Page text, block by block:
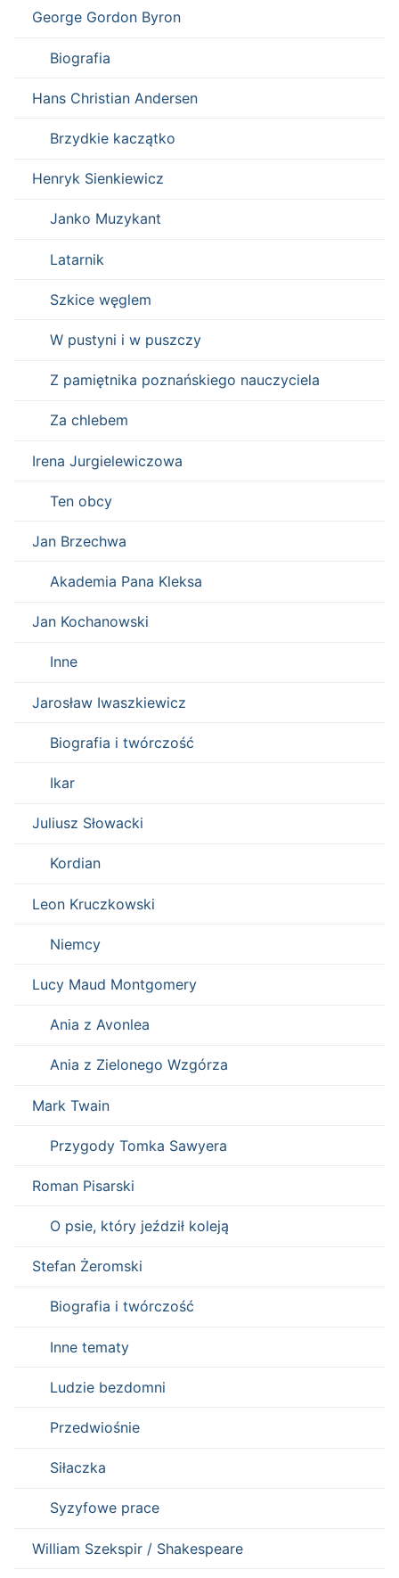
George Gordon Byron
Biografia
Hans Christian Andersen
Brzydkie kaczątko
Henryk Sienkiewicz
Janko Muzykant
Latarnik
Szkice węglem
W pustyni i w puszczy
Z pamiętnika poznańskiego nauczyciela
Za chlebem
Irena Jurgielewiczowa
Ten obcy
Jan Brzechwa
Akademia Pana Kleksa
Jan Kochanowski
Inne
Jarosław Iwaszkiewicz
Biografia i twórczość
Ikar
Juliusz Słowacki
Kordian
Leon Kruczkowski
Niemcy
Lucy Maud Montgomery
Ania z Avonlea
Ania z Zielonego Wzgórza
Mark Twain
Przygody Tomka Sawyera
Roman Pisarski
O psie, który jeździł koleją
Stefan Żeromski
Biografia i twórczość
Inne tematy
Ludzie bezdomni
Przedwiośnie
Siłaczka
Syzyfowe prace
William Szekspir / Shakespeare